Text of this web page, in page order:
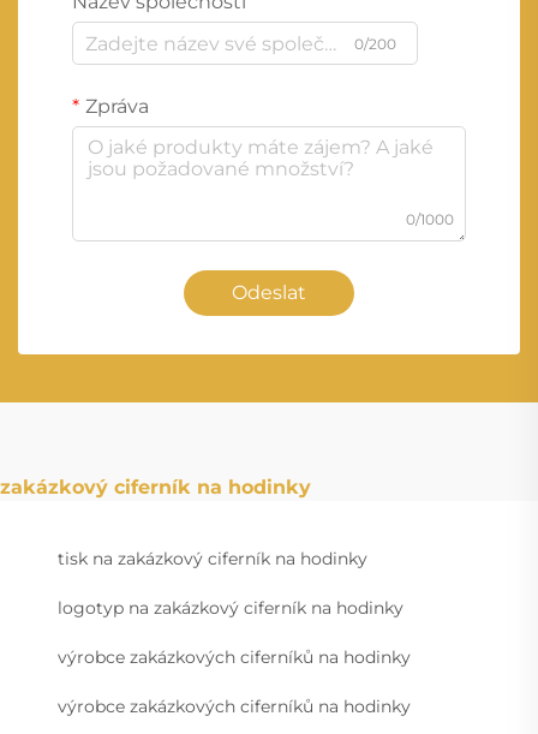
0/200
Zpráva
0/1000
Odeslat
zakázkový ciferník na hodinky
tisk na zakázkový ciferník na hodinky
logotyp na zakázkový ciferník na hodinky
výrobce zakázkových ciferníků na hodinky
výrobce zakázkových ciferníků na hodinky